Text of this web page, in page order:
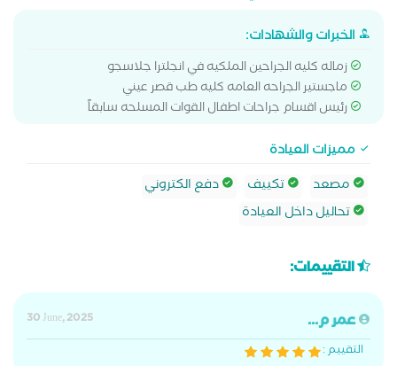
الخبرات والشهادات:
زماله كليه الجراحين الملكيه في انجلترا جلاسجو
ماجستير الجراحه العامه كليه طب قصر عيني
رئيس اقسام جراحات اطفال القوات المسلحه سابقاً
مميزات العيادة
مصعد
تكييف
دفع الكتروني
تحاليل داخل العيادة
التقييمات:
عمر م...
30 June, 2025
التقييم :